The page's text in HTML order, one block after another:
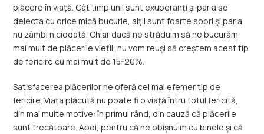
plăcere în viaţă. Cât timp unii sunt exuberanţi şi par a se
delecta cu orice mică bucurie, alţii sunt foarte sobri şi par a
nu zâmbi niciodată. Chiar dacă ne străduim să ne bucurăm
mai mult de plăcerile vieții, nu vom reuși să creștem acest tip
de fericire cu mai mult de 15-20%.
Satisfacerea plăcerilor ne oferă cel mai efemer tip de
fericire. Viața plăcută nu poate fi o viață întru totul fericită,
din mai multe motive: în primul rând, din cauză că plăcerile
sunt trecătoare. Apoi, pentru că ne obișnuim cu binele și că